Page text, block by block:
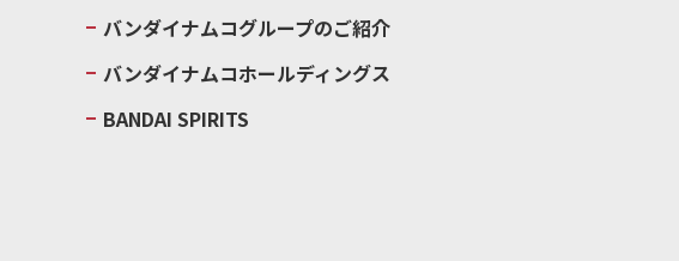
バンダイナムコグループのご紹介
バンダイナムコホールディングス
BANDAI SPIRITS